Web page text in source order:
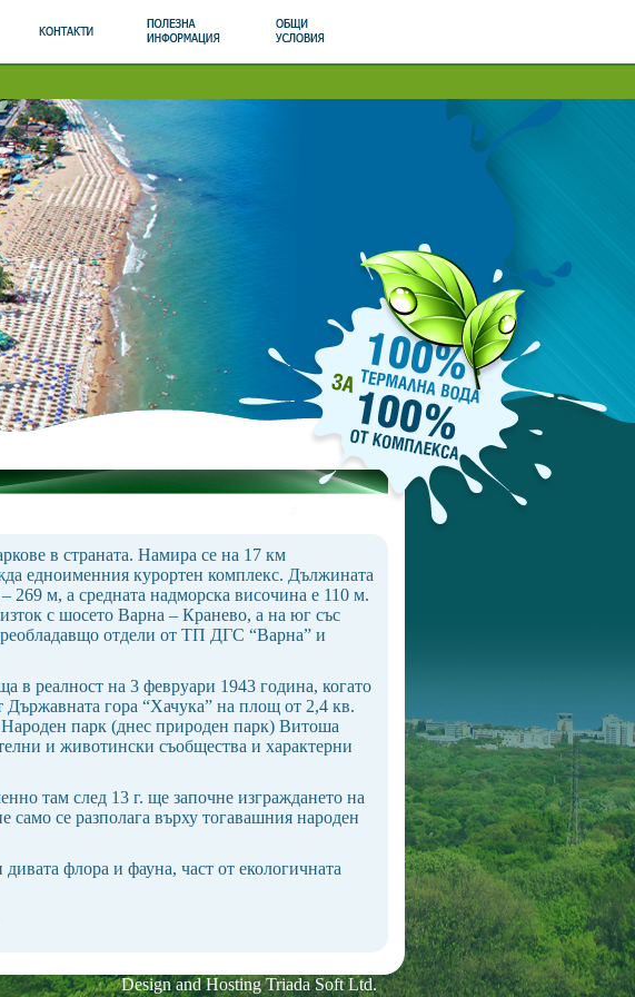
в страната. Намира се на 17 км
едноименния курортен комплекс. Дължината
м, а средната надморска височина е 110 м.
с шосето Варна – Кранево, а на юг със
отдели от ТП ДГС “Варна” и
в реалност на 3 февруари 1943 година, когато
гора “Хачука” на площ от 2,4 кв.
Народен парк (днес природен парк) Витоша
и животински съобщества и характерни
там след 13 г. ще започне изграждането на
се разполага върху тогавашния народен
флора и фауна, част от екологичната
Design and Hosting Triada Soft Ltd.